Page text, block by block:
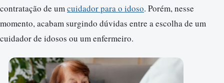
contratação de umcuidador para o idoso. Porém, nesse
momento, acabam surgindo dúvidas entre a escolha de um
cuidador de idosos ou um enfermeiro.